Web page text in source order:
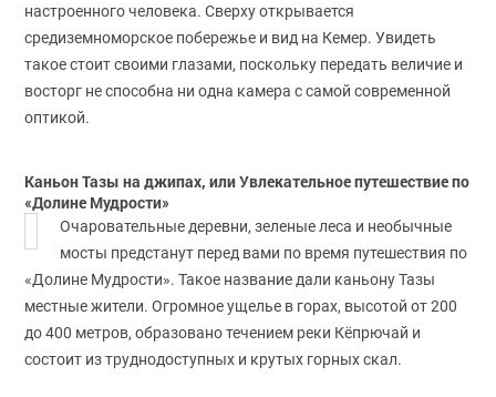
настроенного человека. Сверху открывается
средиземноморское побережье и вид на Кемер. Увидеть
такое стоит своими глазами, поскольку передать величие и
восторг не способна ни одна камера с самой современной
оптикой.
Каньон Тазы на джипах, или Увлекательное путешествие по
«Долине Мудрости»
Очаровательные деревни, зеленые леса и необычные
мосты предстанут перед вами по время путешествия по
«Долине Мудрости». Такое название дали каньону Тазы
местные жители. Огромное ущелье в горах, высотой от 200
до 400 метров, образовано течением реки Кëпрючай и
состоит из труднодоступных и крутых горных скал.